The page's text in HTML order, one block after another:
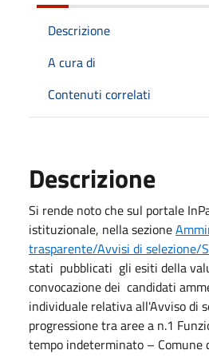
Descrizione
A cura di
Contenuti correlati
Descrizione
Si rende noto che sul portale
istituzionale, nella sezione
trasparente/Avvisi di selezione/
stati pubblicati gli esiti della
convocazione dei candidati
individuale relativa all'Avviso di
progressione tra aree a n.1
tempo indeterminato – Comune